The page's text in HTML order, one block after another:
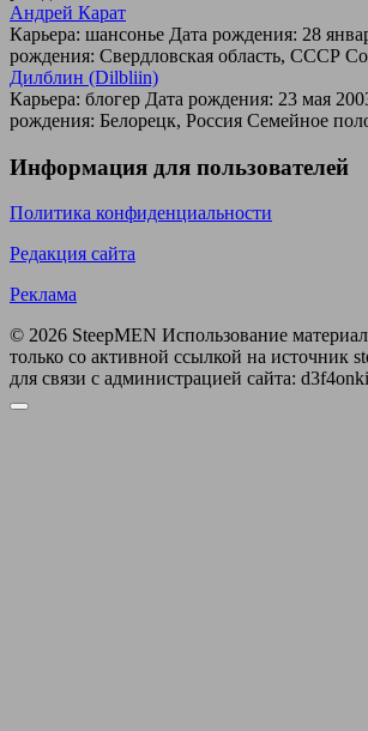
Андрей Карат
Карьера: шансонье Дата рождения: 28
рождения: Свердловская область, СССР
Дилблин (Dilbliin)
Карьера: блогер Дата рождения: 23 мая
рождения: Белорецк, Россия Семейное
Информация для пользователей
Политика конфиденциальности
Редакция сайта
Реклама
© 2026 SteepMEN Использование
только со активной ссылкой на источник
для связи с администрацией сайта: